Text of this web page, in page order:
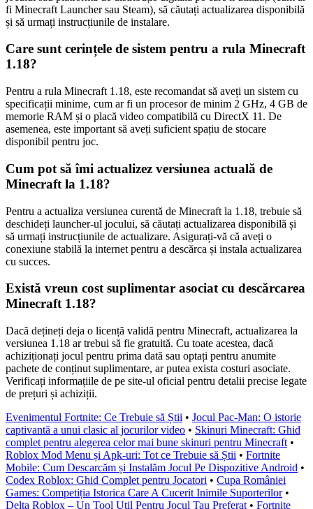
fi Minecraft Launcher sau Steam), să căutați actualizarea disponibilă
și să urmați instrucțiunile de instalare.
Care sunt cerințele de sistem pentru a rula Minecraft
1.18?
Pentru a rula Minecraft 1.18, este recomandat să aveți un sistem cu
specificații minime, cum ar fi un procesor de minim 2 GHz, 4 GB de
memorie RAM și o placă video compatibilă cu DirectX 11. De
asemenea, este important să aveți suficient spațiu de stocare
disponibil pentru joc.
Cum pot să îmi actualizez versiunea actuală de
Minecraft la 1.18?
Pentru a actualiza versiunea curentă de Minecraft la 1.18, trebuie să
deschideți launcher-ul jocului, să căutați actualizarea disponibilă și
să urmați instrucțiunile de actualizare. Asigurați-vă că aveți o
conexiune stabilă la internet pentru a descărca și instala actualizarea
cu succes.
Există vreun cost suplimentar asociat cu descărcarea
Minecraft 1.18?
Dacă dețineți deja o licență validă pentru Minecraft, actualizarea la
versiunea 1.18 ar trebui să fie gratuită. Cu toate acestea, dacă
achiziționați jocul pentru prima dată sau optați pentru anumite
pachete de conținut suplimentare, ar putea exista costuri asociate.
Verificați informațiile de pe site-ul oficial pentru detalii precise legate
de prețuri și achiziții.
Evenimentul Fortnite: Ce Trebuie să Știi • Jocul Pac-Man: O istorie
captivantă a unui clasic al jocurilor video • Skinuri Minecraft: Ghid
complet pentru alegerea celor mai bune skinuri pentru Minecraft •
Roblox Mod Menu și Apk-uri: Tot ce Trebuie să Știi • Fortnite
Mobile: Cum Descarcăm și Instalăm Jocul Pe Dispozitive Android •
Codex Roblox: Ghid Complet pentru Jocatori • Cupa României
Games: Competiția Istorica Care A Cucerit Inimile Suporterilor•
Delta Roblox – Un Tool Util Pentru Jocul Tau Preferat • Fortnite